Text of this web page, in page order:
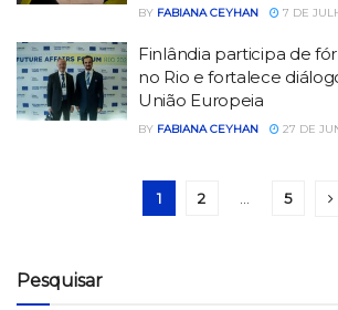
BY FABIANA CEYHAN 7 DE
Finlândia participa de
no Rio e fortalece
União Europeia
BY FABIANA CEYHAN 27 DE
1 2 5
Pesquisar